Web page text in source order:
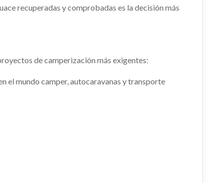
recuperadas y comprobadas es la decisión más
de camperización más exigentes:
el mundo camper, autocaravanas y transporte